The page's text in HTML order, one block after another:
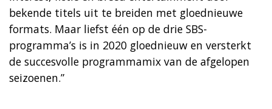
bekende titels uit te breiden met gloednieuwe
formats. Maar liefst één op de drie SBS-
programma’s is in 2020 gloednieuw en versterkt
de succesvolle programmamix van de afgelopen
seizoenen.”